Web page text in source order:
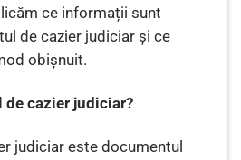
ce informații sunt
de cazier judiciar și ce
obișnuit.
cazier judiciar?
judiciar este documentul